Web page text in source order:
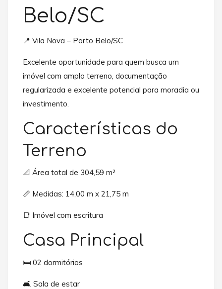
Belo/SC
📍 Vila Nova – Porto Belo/SC
Excelente oportunidade para quem busca um
imóvel com amplo terreno, documentação
regularizada e excelente potencial para moradia ou
investimento.
Características do
Terreno
📐 Área total de 304,59 m²
📏 Medidas: 14,00 m x 21,75 m
📑 Imóvel com escritura
Casa Principal
🛏️ 02 dormitórios
🛋️ Sala de estar